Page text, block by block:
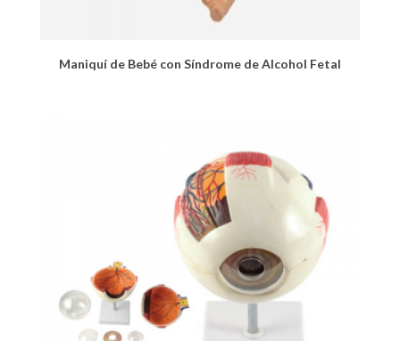
Maniquí de Bebé con Síndrome de Alcohol Fetal